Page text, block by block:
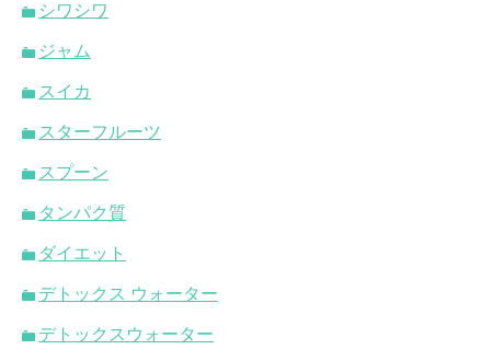
シワシワ
ジャム
スイカ
スターフルーツ
スプーン
タンパク質
ダイエット
デトックス ウォーター
デトックスウォーター